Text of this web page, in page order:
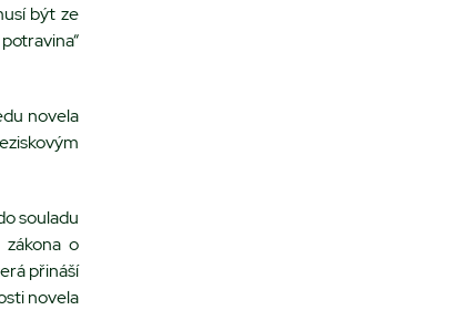
být ze
novela
souladu
o
přináší
novela